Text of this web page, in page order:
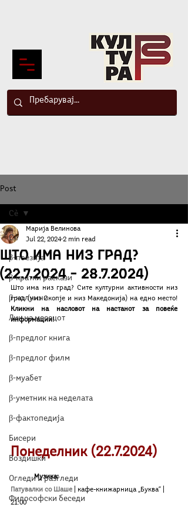
Post
Сè
β-поезија
β-кратки раскази
β-колумни
Лик на месецот
β-предлог книга
β-предлог филм
β-муабет
β-уметник на неделата
β-фактопедија
Бисери
Воздишки
Огледи и разгледи
Философски беседи
Сè
Што има низ град?
(22.7.2024 – 28.7.2024)
Марија Велинова
Jul 22, 2024 2 min read
Што има низ град? Сите културни активности низ
Кликни на насловот на настанот за повеќе
информации!
Понеделник (22.7.2024)
Музика:
Патувалки со Шаше
| кафе-книжарница „Буква“ |
21:00